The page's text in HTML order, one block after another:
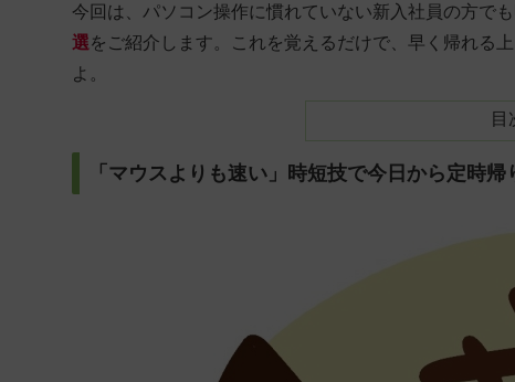
今回は、パソコン操作に慣れていない新入社員の方で
選をご紹介します。これを覚えるだけで、早く帰れる
よ。
目
「マウスよりも速い」時短技で今日から定時帰